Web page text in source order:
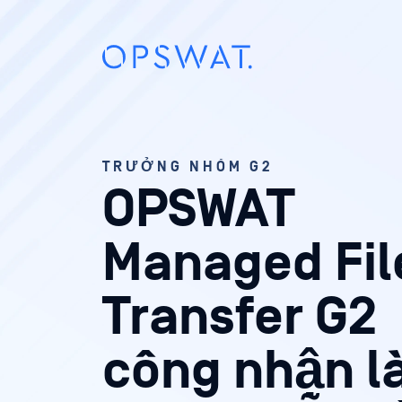
TRƯỞNG NHÓM G2
OPSWAT
Managed
Transfer G2
công nhận